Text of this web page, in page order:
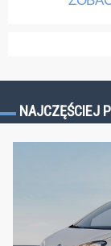
NAJCZĘŚCIEJ